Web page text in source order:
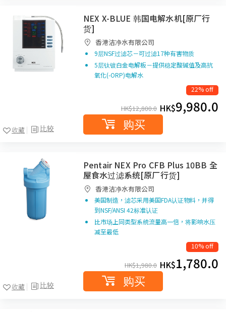
比较
收藏
NEX X-BLUE 韩国电解水机[原厂行
货]
香港洁净水有限公司
9层NSF过滤芯－可过滤17种有害物质
5层钛镀白金电解板－提供稳定酸碱值及高抗
氧化(-ORP)电解水
22% off
HK$12,800.0 HK$9,980.0
购买
比较
收藏
Pentair NEX Pro CFB Plus 10BB 全
屋食水过滤系统[原厂行货]
香港洁净水有限公司
美国制造，滤芯采用美国FDA认证物料，并得
到NSF/ANSI 42标准认证
比市场上同类型系统流量高一倍，将影响水压
减至最低
10% off
HK$1,980.0 HK$1,780.0
购买